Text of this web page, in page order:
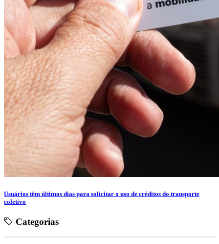
Usuários têm últimos dias para solicitar o uso de créditos do transporte
coletivo
Categorias